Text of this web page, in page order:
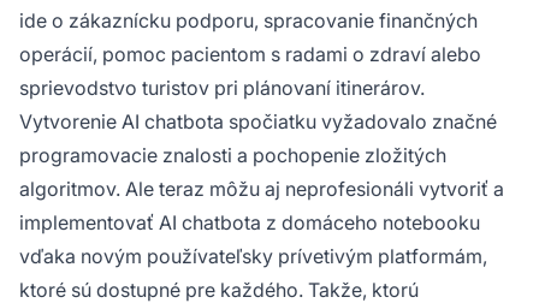
ide o zákaznícku podporu, spracovanie finančných
operácií, pomoc pacientom s radami o zdraví alebo
sprievodstvo turistov pri plánovaní itinerárov.
Vytvorenie AI chatbota spočiatku vyžadovalo značné
programovacie znalosti a pochopenie zložitých
algoritmov. Ale teraz môžu aj neprofesionáli vytvoriť a
implementovať AI chatbota z domáceho notebooku
vďaka novým používateľsky prívetivým platformám,
ktoré sú dostupné pre každého. Takže, ktorú